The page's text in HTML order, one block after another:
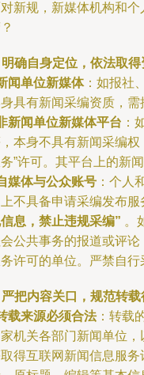
新规，新媒体机构和
确自身定位，依法取得
闻单位新媒体：如报社
具有新闻采编资质，需
新闻单位新媒体平台 ：
本身不具有新闻采编权
”许可。其平台上的新
媒体与公众账号 ：个人
不具备申请采编发布
息，禁止违规采编” 。
公共事务的报道或评
许可的单位。严禁自行
把内容关口，规范转载
载来源必须合法：转载
机关各部门新闻单位
得互联网新闻信息服